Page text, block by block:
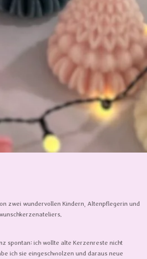
zwei wundervollen Kindern, Altenpflegerin und
spontan: ich wollte alte Kerzenreste nicht
ich sie eingeschmolzen und daraus neue